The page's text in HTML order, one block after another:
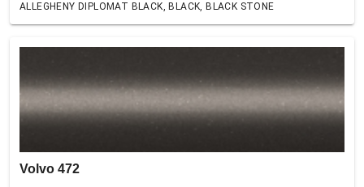
ALLEGHENY DIPLOMAT BLACK, BLACK, BLACK STONE
Volvo 472